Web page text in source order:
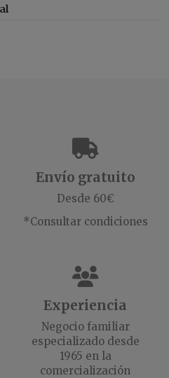
Envío gratuito
Desde 60€
*Consultar condiciones
Experiencia
Negocio familiar
especializado desde
1965 en la
comercialización